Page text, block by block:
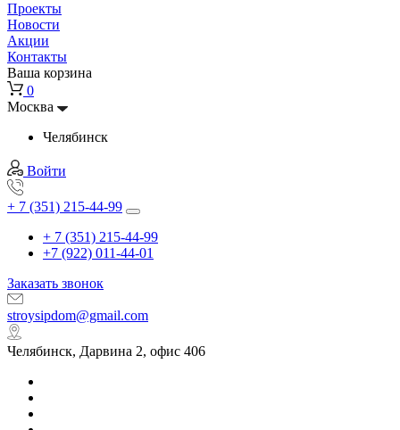
Проекты
Новости
Акции
Контакты
Ваша корзина
0
Москва
Челябинск
Войти
+ 7 (351) 215-44-99
+ 7 (351) 215-44-99
+7 (922) 011-44-01
Заказать звонок
stroysipdom@gmail.com
Челябинск, Дарвина 2, офис 406